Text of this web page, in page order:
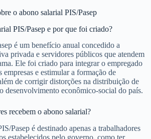
o abono salarial PIS/Pasep
PIS/Pasep e por que foi criado?
é um benefício anual concedido a
privada e servidores públicos que atendem
Ele foi criado para integrar o empregado
e estimular a formação de
de corrigir distorções na distribuição de
desenvolvimento econômico-social do país.
recebem o abono salarial?
Pasep é destinado apenas a trabalhadores